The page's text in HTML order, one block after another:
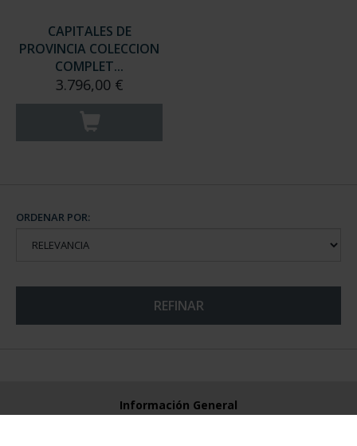
CAPITALES DE
PROVINCIA COLECCION
COMPLET...
3.796,00 €
ORDENAR POR:
REFINAR
Información General